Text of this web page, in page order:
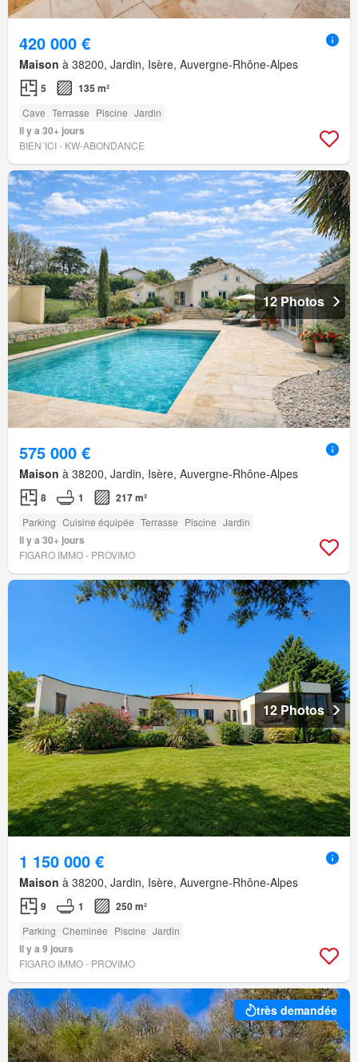
420 000 €
Maison à 38200, Jardin, Isère, Auvergne-Rhône-Alpes
5 135 m²
Cave Terrasse Piscine Jardin
Il y a 30+ jours
BIEN´ICI - KW-ABONDANCE
12 Photos
575 000 €
Maison à 38200, Jardin, Isère, Auvergne-Rhône-Alpes
8 1 217 m²
Parking Cuisine équipée Terrasse Piscine Jardin
Il y a 30+ jours
FIGARO IMMO - PROVIMO
12 Photos
1 150 000 €
Maison à 38200, Jardin, Isère, Auvergne-Rhône-Alpes
9 1 250 m²
Parking Cheminée Piscine Jardin
Il y a 9 jours
FIGARO IMMO - PROVIMO
très demandée